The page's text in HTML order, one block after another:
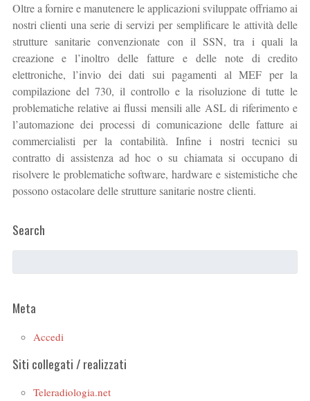
Oltre a fornire e manutenere le applicazioni sviluppate offriamo ai
nostri clienti una serie di servizi per semplificare le attività delle
strutture sanitarie convenzionate con il SSN, tra i quali la
creazione e l’inoltro delle fatture e delle note di credito
elettroniche, l’invio dei dati sui pagamenti al MEF per la
compilazione del 730, il controllo e la risoluzione di tutte le
problematiche relative ai flussi mensili alle ASL di riferimento e
l’automazione dei processi di comunicazione delle fatture ai
commercialisti per la contabilità. Infine i nostri tecnici su
contratto di assistenza ad hoc o su chiamata si occupano di
risolvere le problematiche software, hardware e sistemistiche che
possono ostacolare delle strutture sanitarie nostre clienti.
Search
Meta
Accedi
Siti collegati / realizzati
Teleradiologia.net